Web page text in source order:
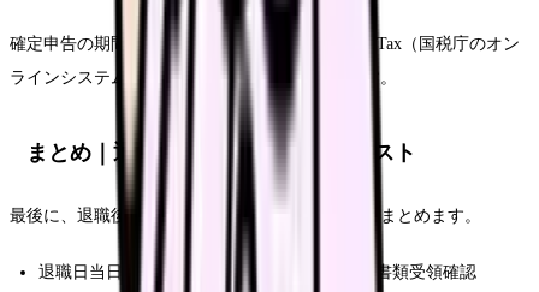
確定申告の期間は翌年2月16日〜3月15日です。e-Tax（国税庁のオン
ラインシステム）を使えば自宅から申告できます。
まとめ｜退職後の手続きチェックリスト
最後に、退職後の手続きをチェックリスト形式でまとめます。
退職日当日：健康保険証の返却、離職票等の書類受領確認